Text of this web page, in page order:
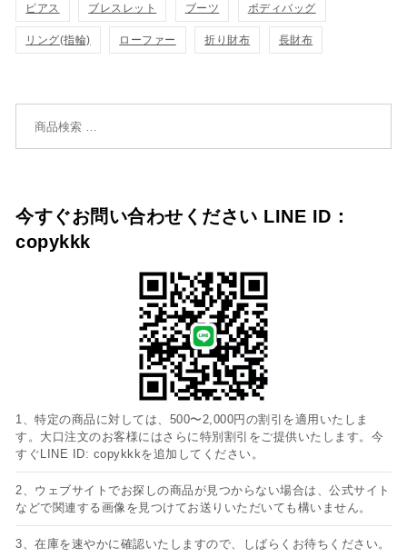
ピアス ブレスレット ブーツ ボディバッグ
リング(指輪) ローファー 折り財布 長財布
今すぐお問い合わせください LINE ID：
copykkk
1、特定の商品に対しては、500〜2,000円の割引を適用いたしま
す。大口注文のお客様にはさらに特別割引をご提供いたします。今
すぐLINE ID: copykkkを追加してください。
2、ウェブサイトでお探しの商品が見つからない場合は、公式サイト
などで関連する画像を見つけてお送りいただいても構いません。
3、在庫を速やかに確認いたしますので、しばらくお待ちください。